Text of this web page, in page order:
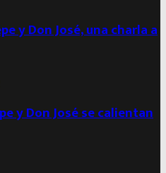
y Don José, una charla a
y Don José se calientan